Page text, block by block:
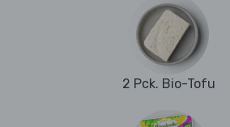
2 Pck. Bio-Tofu